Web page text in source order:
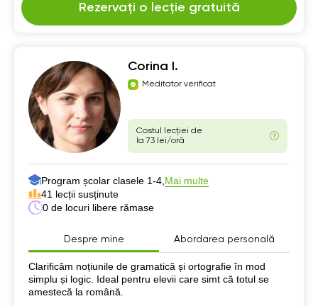
Rezervați o lecție gratuită
Corina I.
Meditator verificat
Costul lecției de
la 73 lei/oră
Program școlar clasele 1-4, Mai multe
41 lecții susținute
0 de locuri libere rămase
Despre mine Abordarea personală
Despre mine
Clarificăm noțiunile de gramatică și ortografie în mod
simplu și logic. Ideal pentru elevii care simt că totul se
amestecă la română.